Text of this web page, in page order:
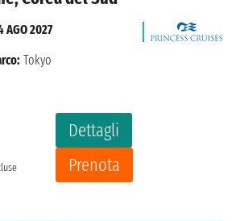
Dettagli
Prenota
AGO 2027
Tokyo